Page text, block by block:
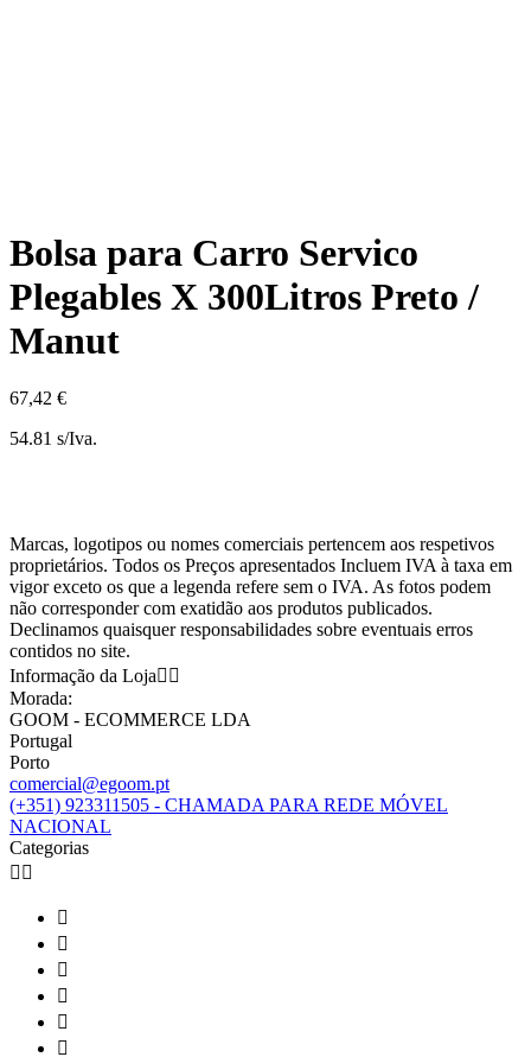
Bolsa para Carro Servico
Plegables X 300Litros Preto /
Manut
67,42 €
54.81 s/Iva.
Marcas, logotipos ou nomes comerciais pertencem aos respetivos
proprietários. Todos os Preços apresentados Incluem IVA à taxa em
vigor exceto os que a legenda refere sem o IVA. As fotos podem
não corresponder com exatidão aos produtos publicados.
Declinamos quaisquer responsabilidades sobre eventuais erros
contidos no site.
Informação da Loja 
Morada:
GOOM - ECOMMERCE LDA
Portugal
Porto
comercial@egoom.pt
(+351) 923311505 - CHAMADA PARA REDE MÓVEL
NACIONAL
Categorias
 





